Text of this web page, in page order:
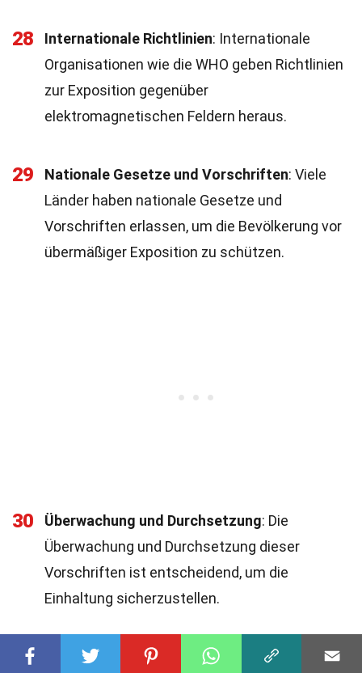
28 Internationale Richtlinien: Internationale
Organisationen wie die WHO geben Richtlinien
zur Exposition gegenüber
elektromagnetischen Feldern heraus.
29 Nationale Gesetze und Vorschriften: Viele
Länder haben nationale Gesetze und
Vorschriften erlassen, um die Bevölkerung vor
übermäßiger Exposition zu schützen.
30 Überwachung und Durchsetzung: Die
Überwachung und Durchsetzung dieser
Vorschriften ist entscheidend, um die
Einhaltung sicherzustellen.
31 Zukünftige Entwicklungen : Zukünftige